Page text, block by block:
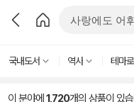
국내도서 역사 테마
이 분야에 1,720개의 상품이 있